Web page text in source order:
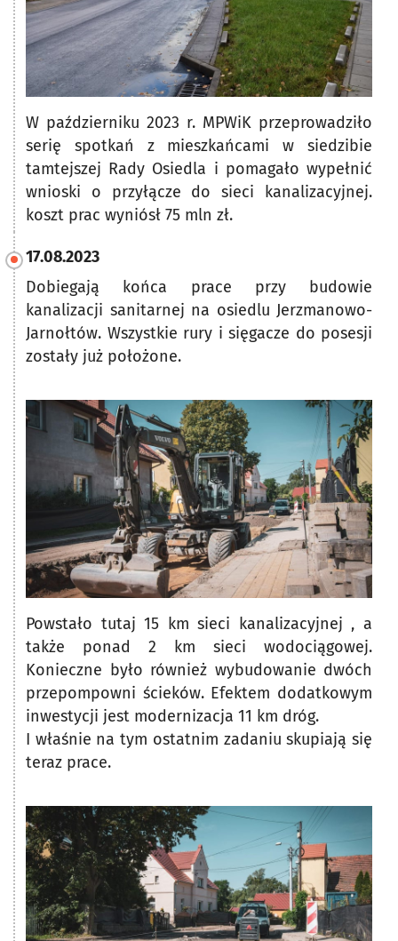
W październiku 2023 r. MPWiK przeprowadziło
serię spotkań z mieszkańcami w siedzibie
tamtejszej Rady Osiedla i pomagało wypełnić
wnioski o przyłącze do sieci kanalizacyjnej.
koszt prac wyniósł 75 mln zł.
17.08.2023
Dobiegają końca prace przy budowie
kanalizacji sanitarnej na osiedlu Jerzmanowo-
Jarnołtów. Wszystkie rury i sięgacze do posesji
zostały już położone.
Powstało tutaj 15 km sieci kanalizacyjnej , a
także ponad 2 km sieci wodociągowej.
Konieczne było również wybudowanie dwóch
przepompowni ścieków. Efektem dodatkowym
inwestycji jest modernizacja 11 km dróg.
I właśnie na tym ostatnim zadaniu skupiają się
teraz prace.